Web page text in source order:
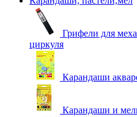
Грифели для
циркуля
Карандаши
Карандаши и